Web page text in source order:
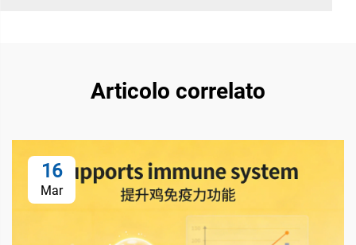
Articolo correlato
16
Mar